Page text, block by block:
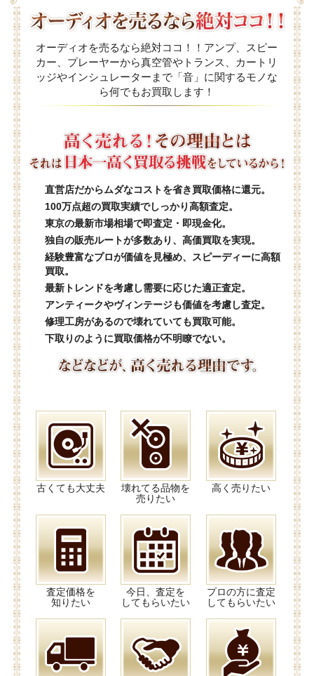
オーディオを売るなら絶対ココ！！アンプ、スピー
カー、プレーヤーから真空管やトランス、カートリ
ッジやインシュレーターまで「音」に関するモノな
ら何でもお買取します！
直営店だからムダなコストを省き買取価格に還元。
100万点超の買取実績でしっかり高額査定。
東京の最新市場相場で即査定・即現金化。
独自の販売ルートが多数あり、高価買取を実現。
経験豊富なプロが価値を見極め、スピーディーに高額
買取。
最新トレンドを考慮し需要に応じた適正査定。
アンティークやヴィンテージも価値を考慮し査定。
修理工房があるので壊れていても買取可能。
下取りのように買取価格が不明瞭でない。
古くても大丈夫
壊れてる品物を
売りたい
高く売りたい
査定価格を
知りたい
今日、査定を
してもらいたい
プロの方に査定
してもらいたい